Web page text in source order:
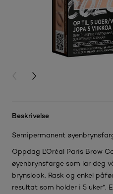
PREVIOUS CARD
NEXT CARD
Beskrivelse
Semipermanent
Oppdag L'Oréal Paris Brow
øyenbrynsfarge som lar deg
brynslook. Rask og enkel
resultat som holder i 5 uker*.